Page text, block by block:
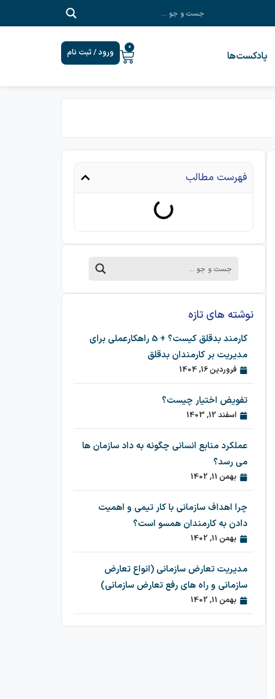
پادکست‎‌ها
0 ورود / ثبت نام
فهرست مطالب
نوشته های تازه
کارمند بدقلق کیست؟ + 5 راهکارعملی برای
مدیریت بر کارمندان بدقلق
فروردین 16, 1404
تفویض اختیار چیست؟
اسفند 12, 1403
عملکرد منابع انسانی چگونه به داد سازمان ها
می رسد؟
بهمن 11, 1402
چرا اهداف سازمانی با کار تیمی و اهمیت
دادن به کارمندان همسو است؟
بهمن 11, 1402
مدیریت تعارض سازمانی (انواع تعارض
سازمانی و راه های رفع تعارض سازمانی)
بهمن 11, 1402